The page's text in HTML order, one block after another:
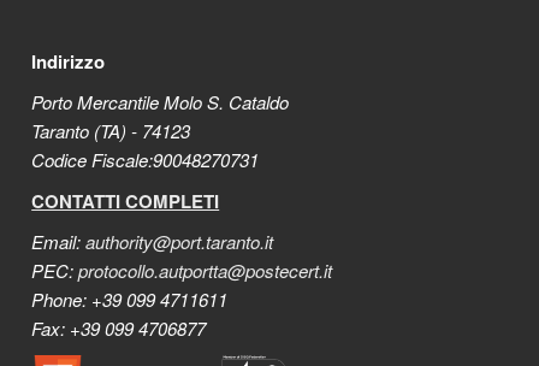
Indirizzo
Porto Mercantile Molo S. Cataldo
Taranto (TA) - 74123
Codice Fiscale:90048270731
CONTATTI COMPLETI
Email:authority@port.taranto.it
PEC:protocollo.autportta@postecert.it
Phone: +39 099 4711611
Fax: +39 099 4706877